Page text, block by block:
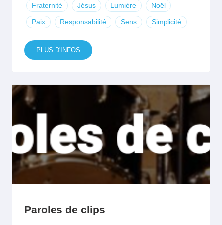
Fraternité Jésus Lumière Noël
Paix Responsabilité Sens Simplicité
PLUS D'INFOS
Paroles de clips